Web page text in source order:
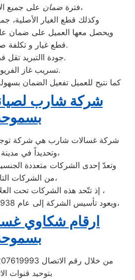
فترةضمان
على جميع الأجهزة المنزلية،
وكذلك قطع الغيار الأصلية،
ويحصل معها العميل على ضمان
قطع غيار و تكلفة صيانة عالية.
جودة االتبريد تقل في الصيف.
تسريب غاز الفريون أحيانا.
كما نتيح للعميل تفعيل الضمان
شركة شارب
شركة غسالات شارب هي شركة توجد
وتحديداً في مدينة سيؤول،
وتعدّ إحدى الشركات متعددة
من الشركات التابعة لها،
إذ تتّحد هذه الشركات تحت العلامة التجاريّة لـ شارب ،
ويعود تأسيس الشركة إلى عام 1938م على يد لي بيونغ تشول،
ارقام شكاوي
بتوحيد قنوات